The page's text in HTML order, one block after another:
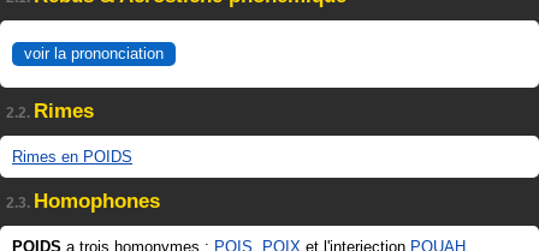
voir la prononciation
2.2. Rimes
Rimes en POIDS
2.3. Homophones
POIDS a trois homonymes : POIS, POIX et l'interjection POUAH.